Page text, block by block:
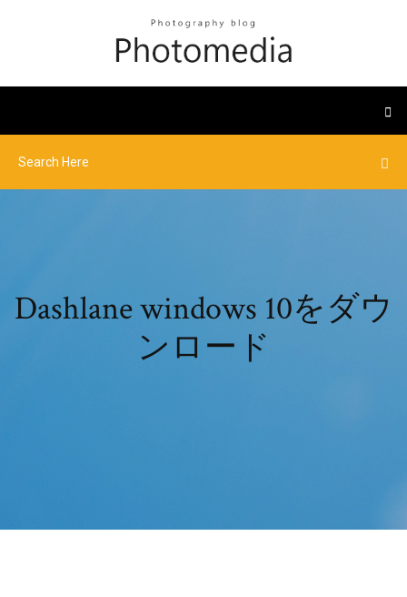
Dashlane windows 10をダウ
ンロード